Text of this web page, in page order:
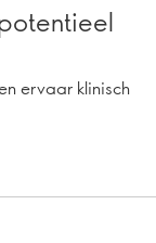
ervaar klinisch